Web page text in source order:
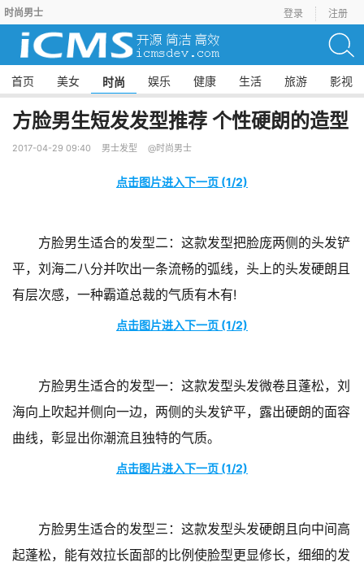
时尚男士 登录 注册
首页 美女 时尚 娱乐 健康 生活 旅游 影视
方脸男生短发发型推荐 个性硬朗的造型
2017-04-29 09:40 男士发型 @时尚男士
点击图片进入下一页 (1/2)
方脸男生适合的发型二：这款发型把脸庞两侧的头发铲
平，刘海二八分并吹出一条流畅的弧线，头上的头发硬朗且
有层次感，一种霸道总裁的气质有木有!
点击图片进入下一页 (1/2)
方脸男生适合的发型一：这款发型头发微卷且蓬松，刘
海向上吹起并侧向一边，两侧的头发铲平，露出硬朗的面容
曲线，彰显出你潮流且独特的气质。
点击图片进入下一页 (1/2)
方脸男生适合的发型三：这款发型头发硬朗且向中间高
起蓬松，能有效拉长面部的比例使脸型更显修长，细细的发